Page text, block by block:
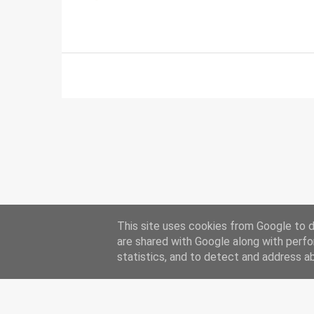
This site uses cookies from Google to
are shared with Google along with
statistics, and to detect and address